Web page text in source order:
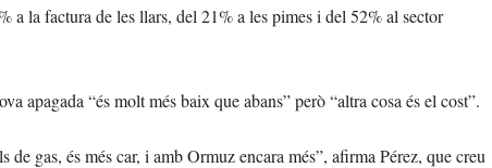
a la factura de les llars, del 21% a les pimes i del 52% al sector
apagada “és molt més baix que abans” però “altra cosa és el cost”.
gas, és més car, i amb Ormuz encara més”, afirma Pérez, que creu